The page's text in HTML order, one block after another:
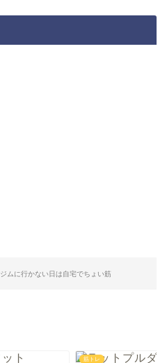
ジムに行かない日は自宅でちょい筋
筋トレ